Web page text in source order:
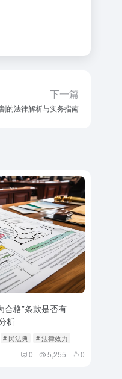
下一篇
的法律解析与实务指南
合格”条款是否有
析
# 民法典 # 法律效力
0 5,255 0